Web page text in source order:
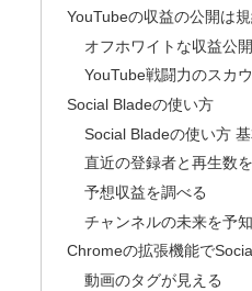
YouTubeの収益の公開は
オフホワイトな収益公開
YouTube戦闘力のスカ
Social Bladeの使い方
Social Bladeの使い方
直近の登録者と再生数
予想収益を調べる
チャンネルの未来を予
Chromeの拡張機能で
動画のタグが見える